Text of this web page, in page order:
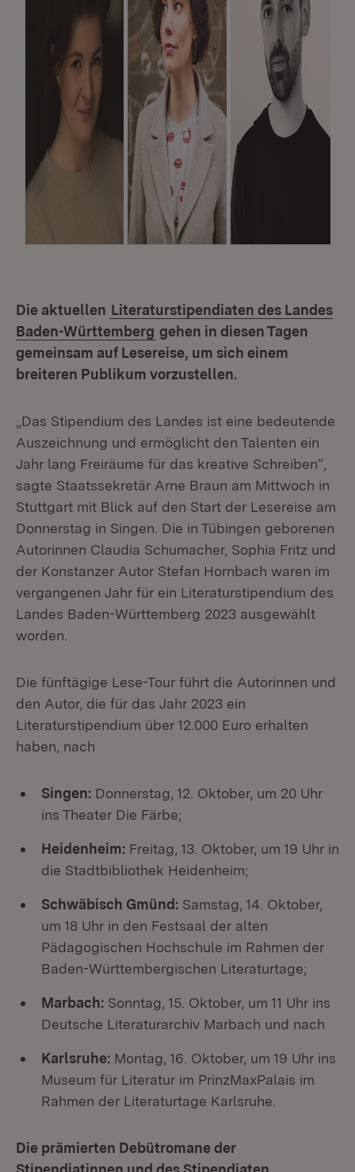
Die aktuellen Literaturstipendiaten des Landes
Baden-Württemberg gehen in diesen Tagen
gemeinsam auf Lesereise, um sich einem
breiteren Publikum vorzustellen.
„Das Stipendium des Landes ist eine bedeutende
Auszeichnung und ermöglicht den Talenten ein
Jahr lang Freiräume für das kreative Schreiben“,
sagte Staatssekretär Arne Braun am Mittwoch in
Stuttgart mit Blick auf den Start der Lesereise am
Donnerstag in Singen. Die in Tübingen geborenen
Autorinnen Claudia Schumacher, Sophia Fritz und
der Konstanzer Autor Stefan Hornbach waren im
vergangenen Jahr für ein Literaturstipendium des
Landes Baden-Württemberg 2023 ausgewählt
worden.
Die fünftägige Lese-Tour führt die Autorinnen und
den Autor, die für das Jahr 2023 ein
Literaturstipendium über 12.000 Euro erhalten
haben, nach
Singen: Donnerstag, 12. Oktober, um 20 Uhr
ins Theater Die Färbe;
Heidenheim: Freitag, 13. Oktober, um 19 Uhr in
die Stadtbibliothek Heidenheim;
Schwäbisch Gmünd: Samstag, 14. Oktober,
um 18 Uhr in den Festsaal der alten
Pädagogischen Hochschule im Rahmen der
Baden-Württembergischen Literaturtage;
Marbach: Sonntag, 15. Oktober, um 11 Uhr ins
Deutsche Literaturarchiv Marbach und nach
Karlsruhe: Montag, 16. Oktober, um 19 Uhr ins
Museum für Literatur im PrinzMaxPalais im
Rahmen der Literaturtage Karlsruhe.
Die prämierten Debütromane der